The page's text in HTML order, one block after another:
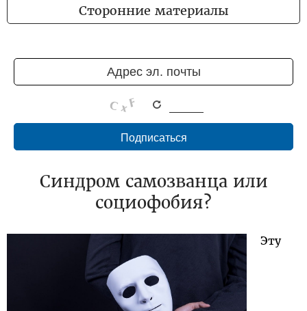
Сторонние материалы
Синдром самозванца или
социофобия?
Эту